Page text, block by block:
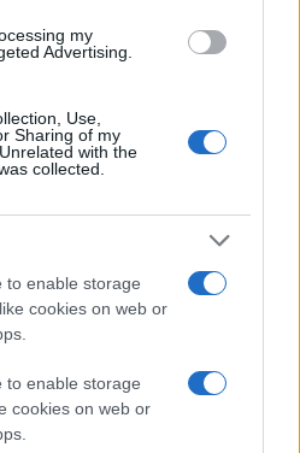
my
Advertising.
Use,
Sharing of my
with the
collected.
to enable storage
cookies on web or
to enable storage
cookies on web or
που αφορούν τα νέα